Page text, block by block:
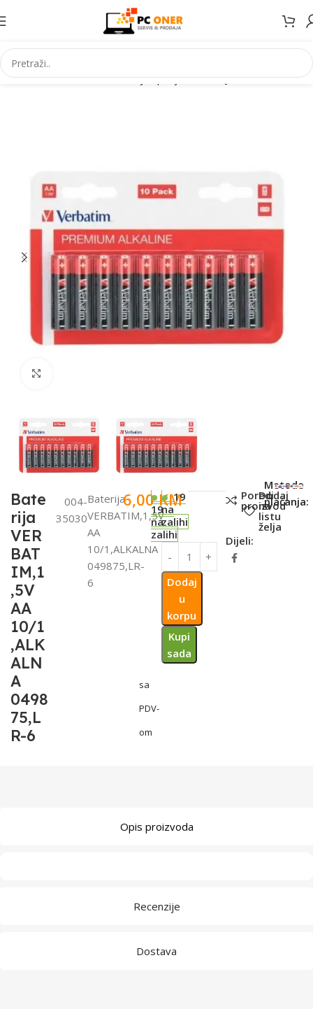
Početna Elektronika Baterije i punjaci Baterije
Bate
rija
VER
BAT
IM,1
,5V
AA
10/1
,ALK
ALN
A
0498
75,L
R-6
004-
35030
Baterija
VERBATIM,1,5V
AA
10/1,ALKALNA
049875,LR-
6
6,00KM
sa
PDV-
om
19
na
zalihi
19
na
zalihi
Dodaj
u
korpu
Kupi
sada
Poredi
proizvod
Dodaj
na
listu
želja
Dijeli:
Metode
plaćanja:
Opis proizvoda
Recenzije
Dostava